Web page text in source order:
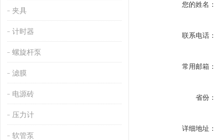
夹具
计时器
螺旋杆泵
滤膜
电源砖
压力计
软管泵
您的姓名：
联系电话：
常用邮箱：
省份：
详细地址：